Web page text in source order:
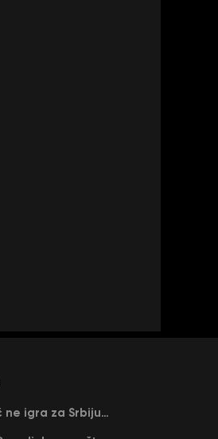
Zašto Rade Krunić ne igra za Srbiju? “Iako su mi obećali, niko me nije zvao…”